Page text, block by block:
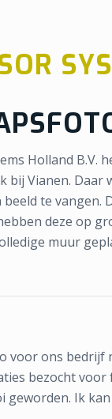
Holland B.V.
bij Vianen. Daar
beeld te
deze op
muur
voor ons
bezocht
geworden. Ik